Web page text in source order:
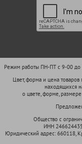
Режим работы ПН-ПТ с 9-00 до
Цвет, форма и цена товаров
находящихся
о цвете, форме,
Общество с
ИНН
Юридический адрес: 660118,